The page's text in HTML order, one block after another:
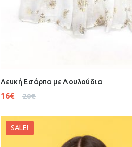
Λευκή Εσάρπα με Λουλούδια
20€
16€
SALE!